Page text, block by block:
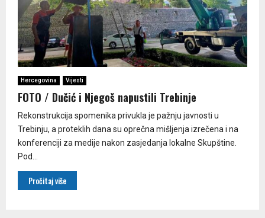
Hercegovina Vijesti
FOTO / Dučić i Njegoš napustili Trebinje
Rekonstrukcija spomenika privukla je pažnju javnosti u
Trebinju, a proteklih dana su oprečna mišljenja izrečena i na
konferenciji za medije nakon zasjedanja lokalne Skupštine.
Pod...
Pročitaj više